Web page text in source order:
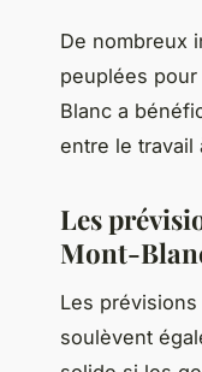
De nombreux
peuplées
Blanc a
entre le travail
Les
Mont-
Les
soulèvent